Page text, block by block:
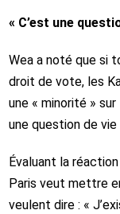
« C’est une
Wea a noté que si
droit de vote, les
une « minorité »
une question de
Évaluant la
Paris veut mettre
veulent dire : «